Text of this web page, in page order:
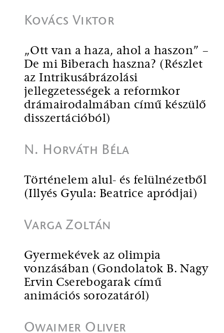
Kovács Viktor
„Ott van a haza, ahol a haszon” –
De mi Biberach haszna? (Részlet
az Intrikusábrázolási
jellegzetességek a reformkor
drámairodalmában című készülő
disszertációból)
N. Horváth Béla
Történelem alul- és felülnézetből
(Illyés Gyula: Beatrice apródjai)
Varga Zoltán
Gyermekévek az olimpia
vonzásában (Gondolatok B. Nagy
Ervin Cserebogarak című
animációs sorozatáról)
Owaimer Oliver